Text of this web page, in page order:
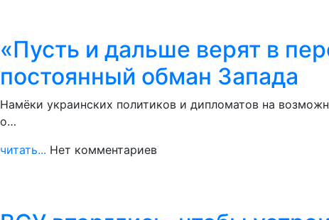
«Пусть и дальше верят в
постоянный обман Запада
Намёки украинских политиков и дипломатов на
о…
читать... Нет комментариев